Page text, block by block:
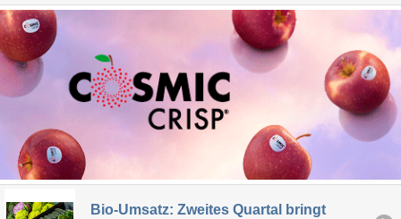
Bio-Umsatz: Zweites Quartal bringt